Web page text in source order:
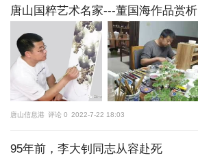
访问电脑版
唐山国粹艺术名家---董国海作品赏析
唐山信息港 评论 0 2022-7-22 18:03
95年前，李大钊同志从容赴死